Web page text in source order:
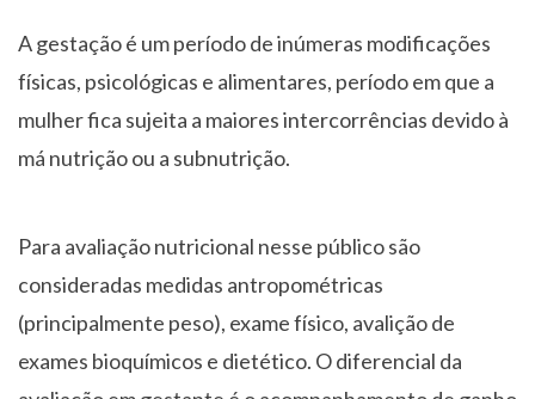
A gestação é um período de inúmeras modificações
físicas, psicológicas e alimentares, período em que a
mulher fica sujeita a maiores intercorrências devido à
má nutrição ou a subnutrição.
Para avaliação nutricional nesse público são
consideradas medidas antropométricas
(principalmente peso), exame físico, avalição de
exames bioquímicos e dietético. O diferencial da